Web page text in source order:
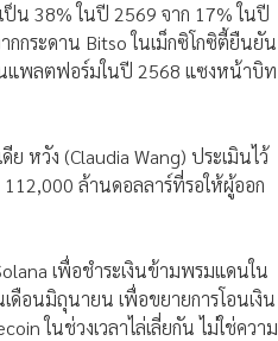
น 38% ในปี 2569 จาก 17% ในปี
กกระดาน Bitso ในเม็กซิโกซิตี้ยืนยัน
แพลตฟอร์มในปี 2568 แซงหน้าบิท
หวัง (Claudia Wang) ประเมินไว้
ล้านดอลลาร์ที่รอให้ผู้ออก
เพื่อชำระเงินข้ามพรมแดนใน
ดือนมิถุนายน เพื่อขยายการโอนเงิน
ในช่วงเวลาไล่เลี่ยกัน ไม่ใช่ความ